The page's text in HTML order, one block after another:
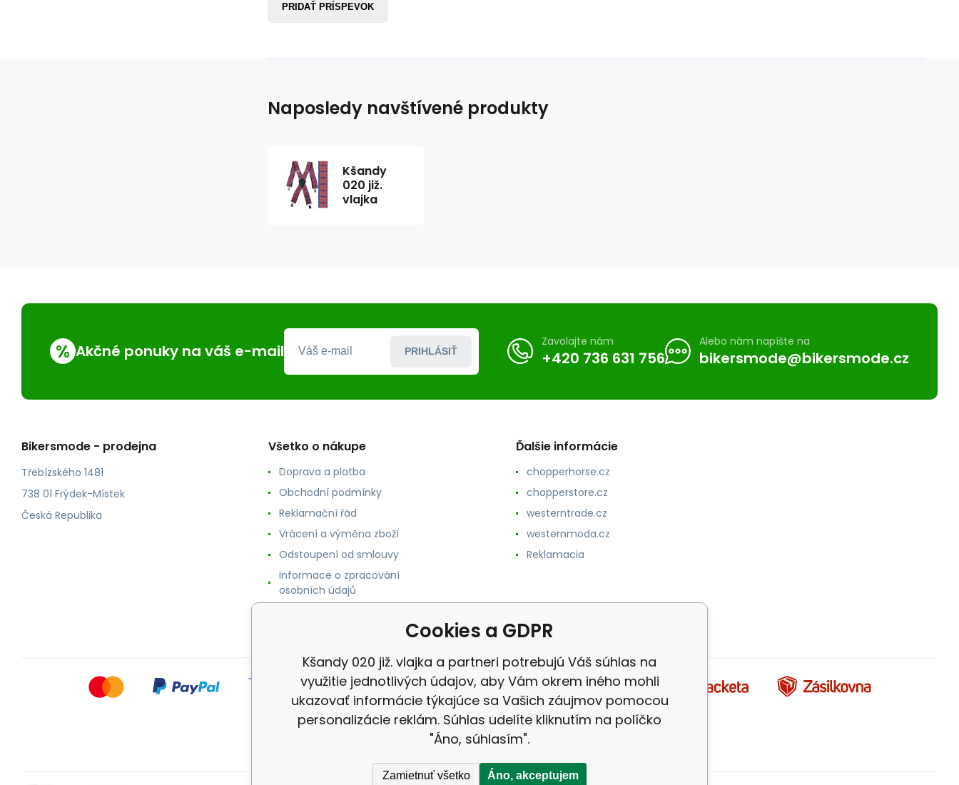
PRIDAŤ PRÍSPEVOK
Naposledy navštívené produkty
Kšandy
020 již.
vlajka
% Akčné ponuky na váš e-mail PRIHLÁSIŤ
Zavolajte nám
+420 736 631 756
Alebo nám napíšte na
bikersmode@bikersmode.cz
Bikersmode - prodejna
Třebízského 1481
738 01 Frýdek-Místek
Česká Republika
Všetko o nákupe
Doprava a platba
Obchodní podmínky
Reklamační řád
Vrácení a výměna zboží
Odstoupení od smlouvy
Informace o zpracování
osobních údajů
Ďalšie informácie
chopperhorse.cz
chopperstore.cz
westerntrade.cz
westernmoda.cz
Reklamacia
Cookies a GDPR
Kšandy 020 již. vlajka a partneri potrebujú Váš súhlas na
využitie jednotlivých údajov, aby Vám okrem iného mohli
ukazovať informácie týkajúce sa Vašich záujmov pomocou
personalizácie reklám. Súhlas udelíte kliknutím na políčko
"Áno, súhlasím".
Zamietnuť všetko Áno, akceptujem